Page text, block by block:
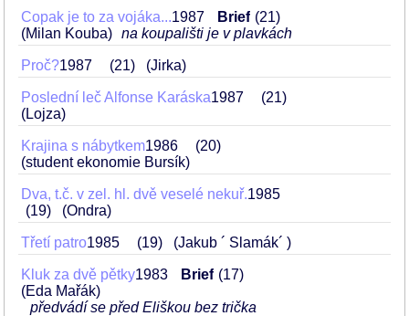
Copak je to za vojáka...1987 Brief
21
(Milan Kouba) na koupališti je v plavkách
Proč?1987 21 (Jirka)
Poslední leč Alfonse Karáska1987
21
(Lojza)
Krajina s nábytkem1986
20
(student ekonomie Bursík)
Dva, t.č. v zel. hl. dvě veselé nekuř.1985
19
(Ondra)
Třetí patro1985 19 (Jakub ´ Slamák´ )
Kluk za dvě pětky1983 Brief
17
(Eda Mařák)
předvádí se před Eliškou bez trička